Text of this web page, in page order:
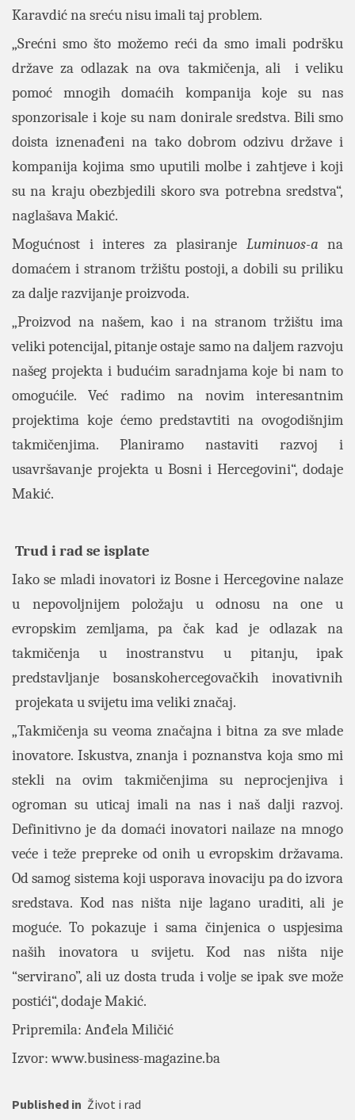
Karavdić na sreću nisu imali taj problem.
„Srećni smo što možemo reći da smo imali podršku
države za odlazak na ova takmičenja, ali i veliku
pomoć mnogih domaćih kompanija koje su nas
sponzorisale i koje su nam donirale sredstva. Bili smo
doista iznenađeni na tako dobrom odzivu države i
kompanija kojima smo uputili molbe i zahtjeve i koji
su na kraju obezbjedili skoro sva potrebna sredstva“,
naglašava Makić.
Mogućnost i interes za plasiranje Luminuos-a na
domaćem i stranom tržištu postoji, a dobili su priliku
za dalje razvijanje proizvoda.
„Proizvod na našem, kao i na stranom tržištu ima
veliki potencijal, pitanje ostaje samo na daljem razvoju
našeg projekta i budućim saradnjama koje bi nam to
omogućile. Već radimo na novim interesantnim
projektima koje ćemo predstavtiti na ovogodišnjim
takmičenjima. Planiramo nastaviti razvoj i
usavršavanje projekta u Bosni i Hercegovini“, dodaje
Makić.
Trud i rad se isplate
Iako se mladi inovatori iz Bosne i Hercegovine nalaze
u nepovoljnijem položaju u odnosu na one u
evropskim zemljama, pa čak kad je odlazak na
takmičenja u inostranstvu u pitanju, ipak
predstavljanje bosanskohercegovačkih inovativnih
projekata u svijetu ima veliki značaj.
„Takmičenja su veoma značajna i bitna za sve mlade
inovatore. Iskustva, znanja i poznanstva koja smo mi
stekli na ovim takmičenjima su neprocjenjiva i
ogroman su uticaj imali na nas i naš dalji razvoj.
Definitivno je da domaći inovatori nailaze na mnogo
veće i teže prepreke od onih u evropskim državama.
Od samog sistema koji usporava inovaciju pa do izvora
sredstava. Kod nas ništa nije lagano uraditi, ali je
moguće. To pokazuje i sama činjenica o uspjesima
naših inovatora u svijetu. Kod nas ništa nije
“servirano”, ali uz dosta truda i volje se ipak sve može
postići“, dodaje Makić.
Pripremila: Anđela Miličić
Izvor: www.business-magazine.ba
Published in Život i rad